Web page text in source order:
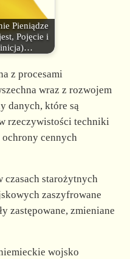
Pieniądze
Pojęcie i
z procesami
wraz z rozwojem
danych, które są
rzeczywistości techniki
ochrony cennych
czasach starożytnych
zaszyfrowane
zastępowane, zmieniane
wojsko